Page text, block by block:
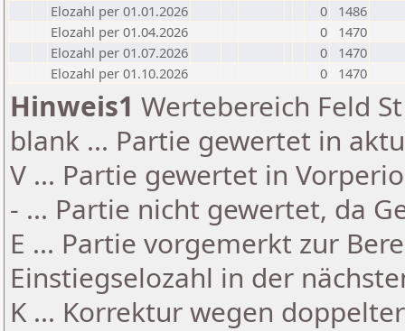
Elozahl per 01.01.2026
0
1486
Elozahl per 01.04.2026
0
1470
Elozahl per 01.07.2026
0
1470
Elozahl per 01.10.2026
0 1470
Hinweis1 Wertebereich Feld
blank ... Partie gewertet in
V ... Partie gewertet in
- ... Partie nicht gewertet, da
E ... Partie vorgemerkt zur
Einstiegselozahl in der
K ... Korrektur wegen